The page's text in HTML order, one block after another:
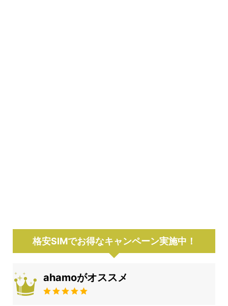
格安SIMでお得なキャンペーン実施中！
ahamoがオススメ